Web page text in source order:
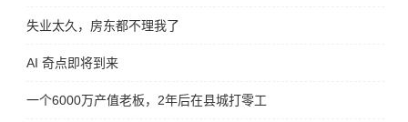
失业太久，房东都不理我了
AI 奇点即将到来
一个6000万产值老板，2年后在县城打零工